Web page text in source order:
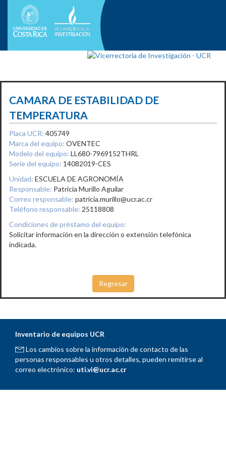
CAMARA DE ESTABILIDAD DE
TEMPERATURA
Placa UCR: 405749
Marca del equipo: OVENTEC
Modelo del equipo: LL680-7969152THRL
Serie del equipo: 14082019-CES
Unidad: ESCUELA DE AGRONOMÍA
Responsable: Patricia Murillo Aguilar
Correo responsable: patricia.murillo@ucr.ac.cr
Teléfono responsable: 25118808
Condiciones de préstamo del equipo:
Solicitar información en la dirección o extensión telefónica
indicada.
Inventario de equipos UCR
Los cambios sobre la información de contacto de las
personas responsables u otros detalles, pueden remitirse al
correo electrónico: uti.vi@ucr.ac.cr